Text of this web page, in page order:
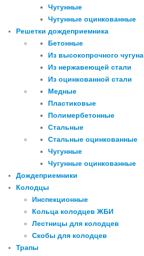
Чугунные
Чугунные оцинкованные
Решетки дождеприемника
Бетонные
Из высокопрочного чугуна
Из нержавеющей стали
Из оцинкованной стали
Медные
Пластиковые
Полимербетонные
Стальные
Стальные оцинкованные
Чугунные
Чугунные оцинкованные
Дождеприемники
Колодцы
Инспекционные
Кольца колодцев ЖБИ
Лестницы для колодцев
Скобы для колодцев
Трапы